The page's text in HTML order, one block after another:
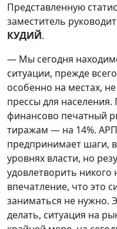
Представленную
заместитель
КУДИЙ.
— Мы сегодня
ситуации, прежде
особенно на местах,
прессы для
финансово печатный
тиражам — на 14%.
предпринимает шаги,
уровнях власти, но
удовлетворить никого
впечатление, что это
заниматься не нужно.
делать, ситуация на